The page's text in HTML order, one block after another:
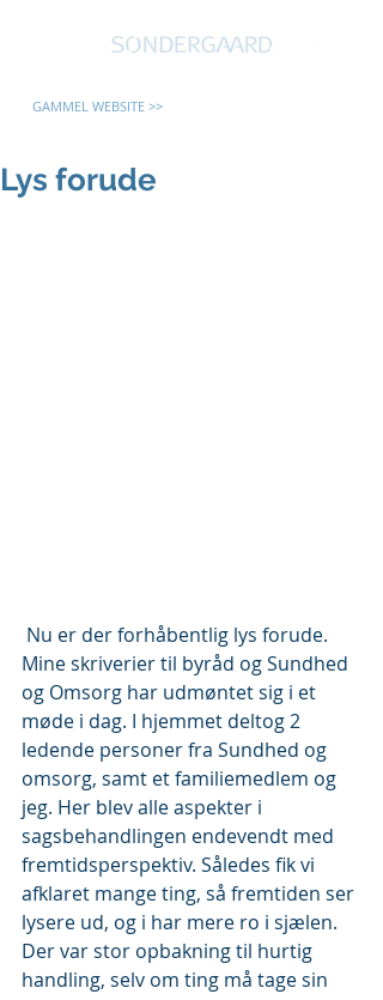
GAMMEL WEBSITE >>
Lys forude
Mine skriverier til byråd og Sundhed
og Omsorg har udmøntet sig i et
møde i dag. I hjemmet deltog 2
ledende personer fra Sundhed og
omsorg, samt et familiemedlem og
jeg. Her blev alle aspekter i
sagsbehandlingen endevendt med
fremtidsperspektiv. Således fik vi
afklaret mange ting, så fremtiden ser
lysere ud, og i har mere ro i sjælen.
Der var stor opbakning til hurtig
handling, selv om ting må tage sin